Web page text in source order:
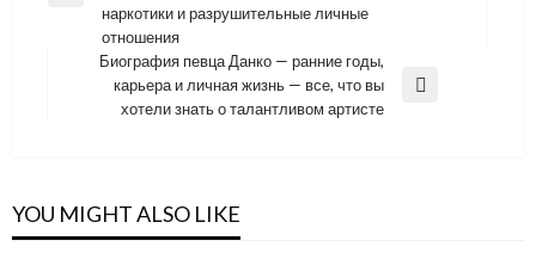
записямнаркотики и разрушительные личные
отношения
Биография певца Данко — ранние годы,
карьера и личная жизнь — все, что вы
хотели знать о талантливом артисте
YOU MIGHT ALSO LIKE